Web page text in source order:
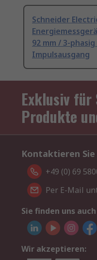
Schneider
92 mm / 3-phasig
Impulsausgang
Exklusiv für
Produkte
Kontaktieren Sie
+49 (0) 69
Per E-Mail
Sie finden uns
Wir akzeptieren: